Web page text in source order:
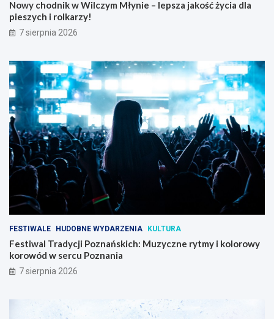
Nowy chodnik w Wilczym Młynie – lepsza jakość życia dla
pieszych i rolkarzy!
7 sierpnia 2026
FESTIWALE HUDOBNE WYDARZENIA KULTURA
Festiwal Tradycji Poznańskich: Muzyczne rytmy i kolorowy
korowód w sercu Poznania
7 sierpnia 2026